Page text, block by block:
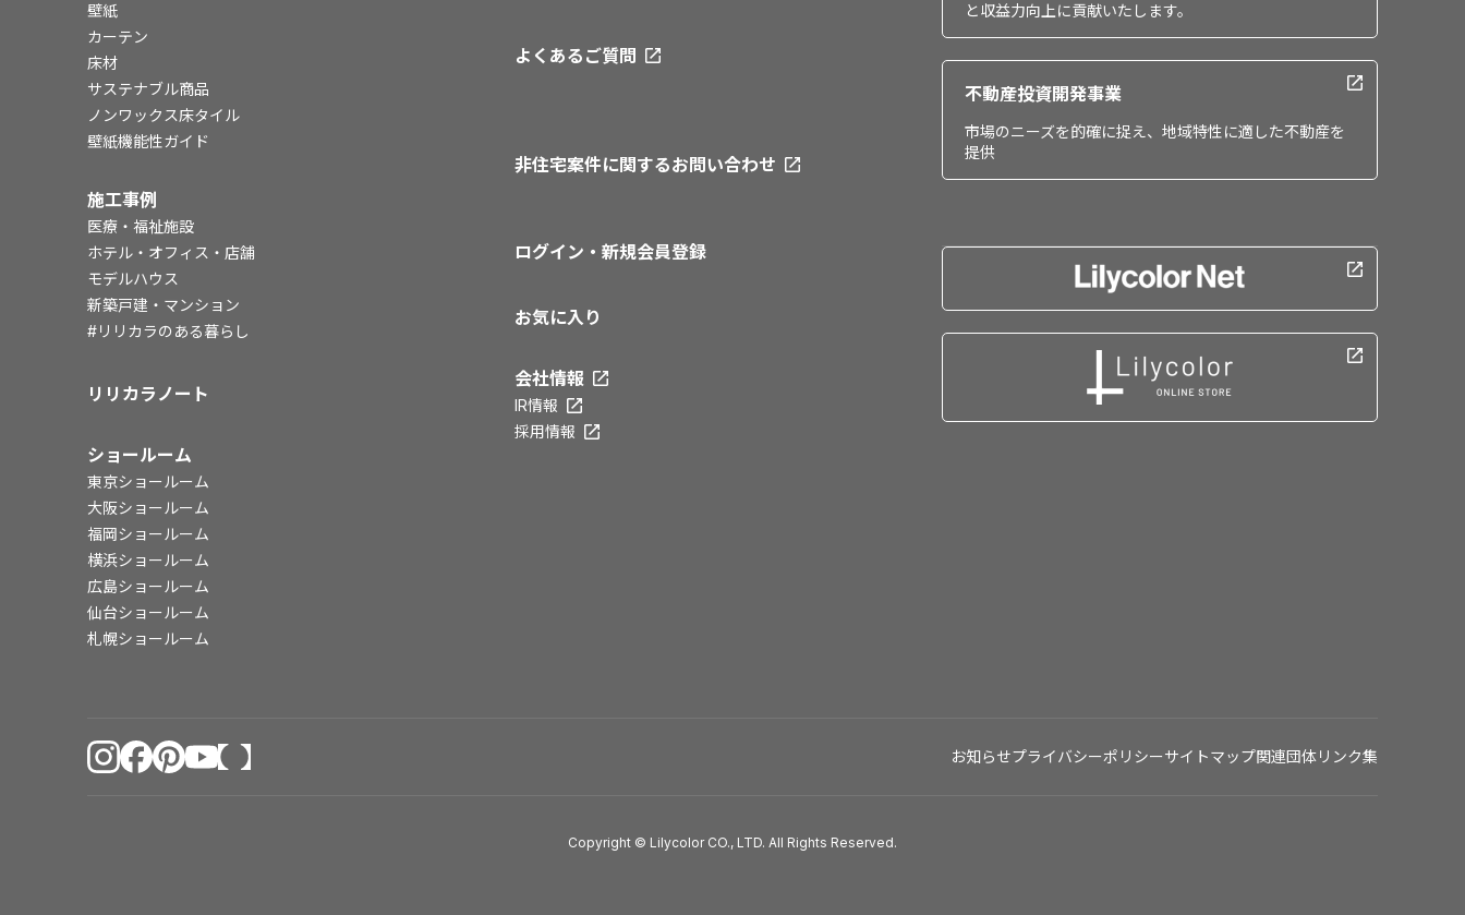
壁紙
カーテン
床材
サステナブル商品
ノンワックス床タイル
壁紙機能性ガイド
施工事例
医療・福祉施設
ホテル・オフィス・店舗
モデルハウス
新築戸建・マンション
#リリカラのある暮らし
リリカラノート
ショールーム
東京ショールーム
大阪ショールーム
福岡ショールーム
横浜ショールーム
広島ショールーム
仙台ショールーム
札幌ショールーム
よくあるご質問
非住宅案件に関するお問い合わせ
ログイン・新規会員登録
お気に入り
会社情報
IR情報
採用情報
と収益力向上に貢献いたします。
不動産投資開発事業
市場のニーズを的確に捉え、地域特性に適した不動産を
提供
お知らせプライバシーポリシーサイトマップ関連団体リンク集
Copyright © Lilycolor CO., LTD. All Rights Reserved.